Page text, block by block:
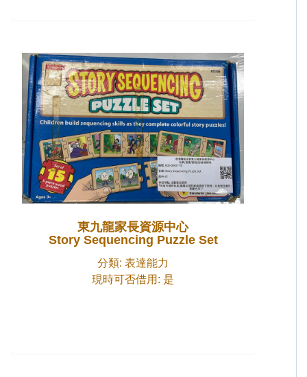
東九龍家長資源中心
Story Sequencing Puzzle Set
分類: 表達能力
現時可否借用: 是